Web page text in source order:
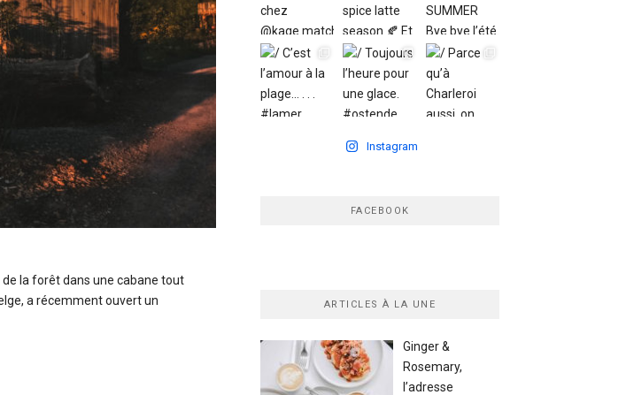
de la forêt dans une cabane tout
a récemment ouvert un
Instagram
FACEBOOK
ARTICLES À LA UNE
Ginger &
Rosemary,
l’adresse